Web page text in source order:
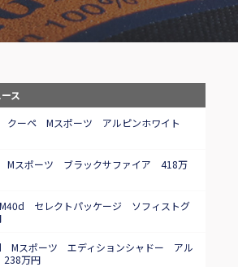
自動車保険
Car insurance
スタッフblog
ス
ーペ Mスポーツ アルピンホワイト
スポーツ ブラックサファイア 418万
セレクトパッケージ ソフィストグ
スポーツ エディションシャドー アル
万円